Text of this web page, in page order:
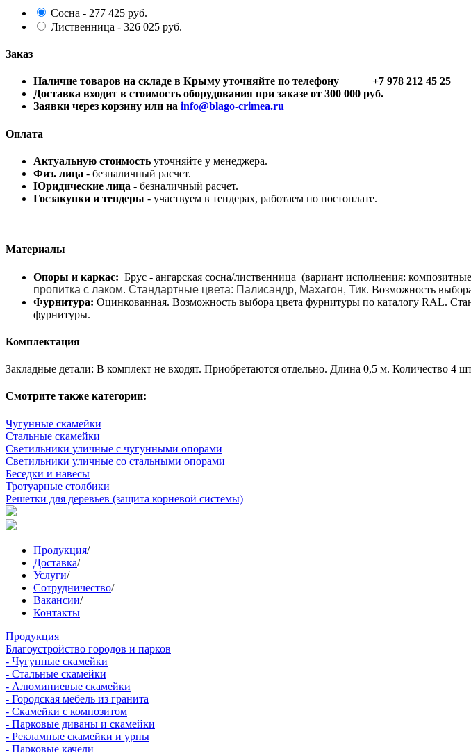
Сосна - 277 425 руб.
Лиственница - 326 025 руб.
Заказ
Наличие товаров на складе в Крыму уточняйте по телефону +7 978 212 45 25
Доставка входит в стоимость оборудования при заказе от 300 000 руб.
Заявки через корзину или на info@blago-crimea.ru
Оплата
Актуальную стоимость уточняйте у менеджера.
Физ. лица - безналичный расчет.
Юридические лица - безналичный расчет.
Госзакупки и тендеры - участвуем в тендерах, работаем по постоплате.
Материалы
Опоры и каркас: Брус - ангарская сосна/лиственница (вариант исполнения:
пропитка с лаком. Стандартные цвета: Палисандр, Махагон, Тик. Возможность
Фурнитура: Оцинкованная. Возможность выбора цвета фурнитуры по каталогу RAL.
фурнитуры.
Комплектация
Закладные детали: В комплект не входят. Приобретаются отдельно. Длина 0,5 м. Количество 4
Смотрите также категории:
Чугунные скамейки
Стальные скамейки
Светильники уличные с чугунными опорами
Светильники уличные со стальными опорами
Беседки и навесы
Тротуарные столбики
Решетки для деревьев (защита корневой системы)
Продукция/
Доставка/
Услуги/
Сотрудничество/
Вакансии/
Контакты
Продукция
Благоустройство городов и парков
- Чугунные скамейки
- Стальные скамейки
- Алюминиевые скамейки
- Городская мебель из гранита
- Скамейки с композитом
- Парковые диваны и скамейки
- Рекламные скамейки и урны
- Парковые качели